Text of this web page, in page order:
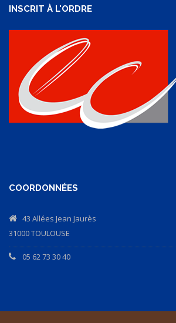
INSCRIT À L'ORDRE
COORDONNÉES
43 Allées Jean Jaurès
31000 TOULOUSE
05 62 73 30 40